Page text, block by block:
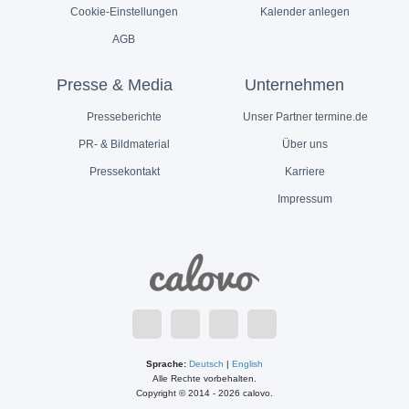
Cookie-Einstellungen
AGB
Kalender anlegen
Presse & Media
Presseberichte
PR- & Bildmaterial
Pressekontakt
Unternehmen
Unser Partner termine.de
Über uns
Karriere
Impressum
Sprache: Deutsch | English
Alle Rechte vorbehalten.
Copyright © 2014 - 2026 calovo.